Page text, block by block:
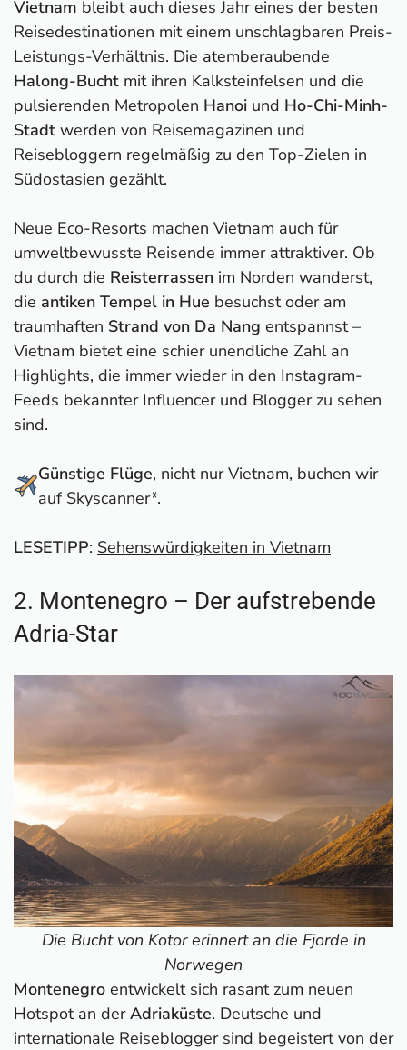
Vietnam bleibt auch dieses Jahr eines der besten
Reisedestinationen mit einem unschlagbaren Preis-
Leistungs-Verhältnis. Die atemberaubende
Halong-Bucht mit ihren Kalksteinfelsen und die
pulsierenden Metropolen Hanoi und Ho-Chi-Minh-
Stadt werden von Reisemagazinen und
Reisebloggern regelmäßig zu den Top-Zielen in
Südostasien gezählt.
Neue Eco-Resorts machen Vietnam auch für
umweltbewusste Reisende immer attraktiver. Ob
du durch die Reisterrassen im Norden wanderst,
die antiken Tempel in Hue besuchst oder am
traumhaften Strand von Da Nang entspannst –
Vietnam bietet eine schier unendliche Zahl an
Highlights, die immer wieder in den Instagram-
Feeds bekannter Influencer und Blogger zu sehen
sind.
Günstige Flüge, nicht nur Vietnam, buchen wir
auf Skyscanner*.
LESETIPP: Sehenswürdigkeiten in Vietnam
2. Montenegro – Der aufstrebende
Adria-Star
Die Bucht von Kotor erinnert an die Fjorde in
Norwegen
Montenegro entwickelt sich rasant zum neuen
Hotspot an derAdriaküste. Deutsche und
internationale Reiseblogger sind begeistert von der